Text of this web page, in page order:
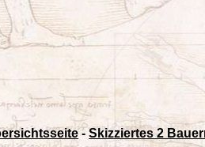
-Skizziertes 2